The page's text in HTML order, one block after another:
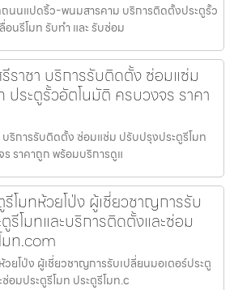
นนแปดริ้ว-พนมสารคาม บริการติดตั้งประตูรั้ว
นรีโมท รับทำ และ รับซ่อม
ราชา บริการรับติดตั้ง ซ่อมแซ่ม
ประตูรั้วอัตโนมัติ ครบวงจร ราคา
บริการรับติดตั้ง ซ่อมแซ่ม ปรับปรุงประตูรีโมท
ราคาถูก พร้อมบริการดูแ
รีโมทห้วยโป่ง ผู้เชี่ยวชาญการรับ
รีโมทและบริการติดตั้งและซ่อม
มท.com
วยโป่ง ผู้เชี่ยวชาญการรับเปลี่ยนมอเตอร์ประตู
อมประตูรีโมท ประตูรีโมท.c